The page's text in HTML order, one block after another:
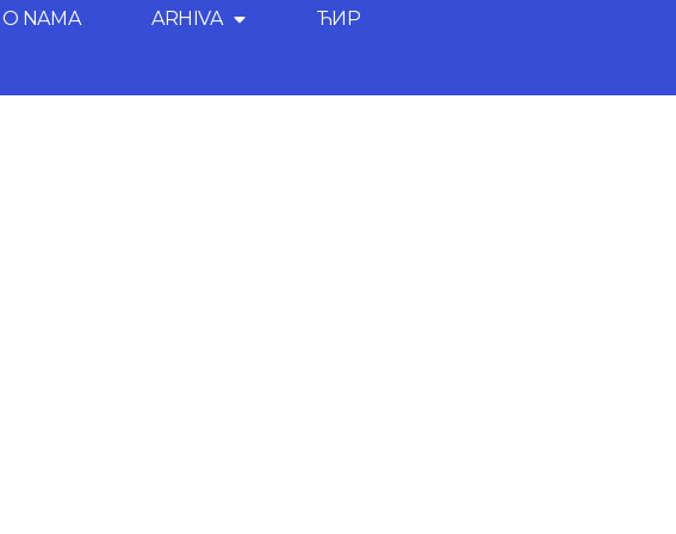
O NAMA ARHIVA ЋИР